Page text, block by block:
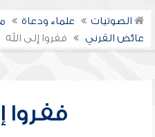
الصوتيات علماء ودعاة
عائض القرني
ففروا إلى الله
ففروا